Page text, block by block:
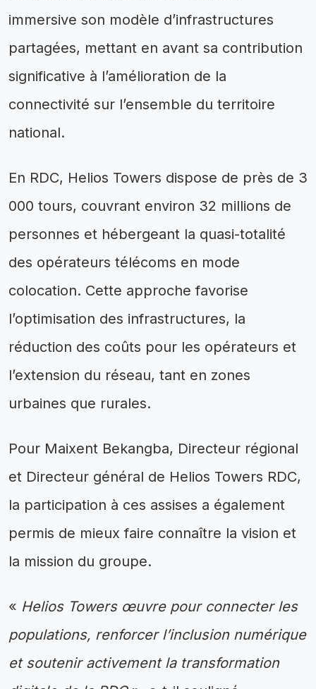
immersive son modèle d’infrastructures
partagées, mettant en avant sa contribution
significative à l’amélioration de la
connectivité sur l’ensemble du territoire
national.
En RDC, Helios Towers dispose de près de 3
000 tours, couvrant environ 32 millions de
personnes et hébergeant la quasi-totalité
des opérateurs télécoms en mode
colocation. Cette approche favorise
l’optimisation des infrastructures, la
réduction des coûts pour les opérateurs et
l’extension du réseau, tant en zones
urbaines que rurales.
Pour Maixent Bekangba, Directeur régional
et Directeur général de Helios Towers RDC,
la participation à ces assises a également
permis de mieux faire connaître la vision et
la mission du groupe.
« Helios Towers œuvre pour connecter les
populations, renforcer l’inclusion numérique
et soutenir activement la transformation